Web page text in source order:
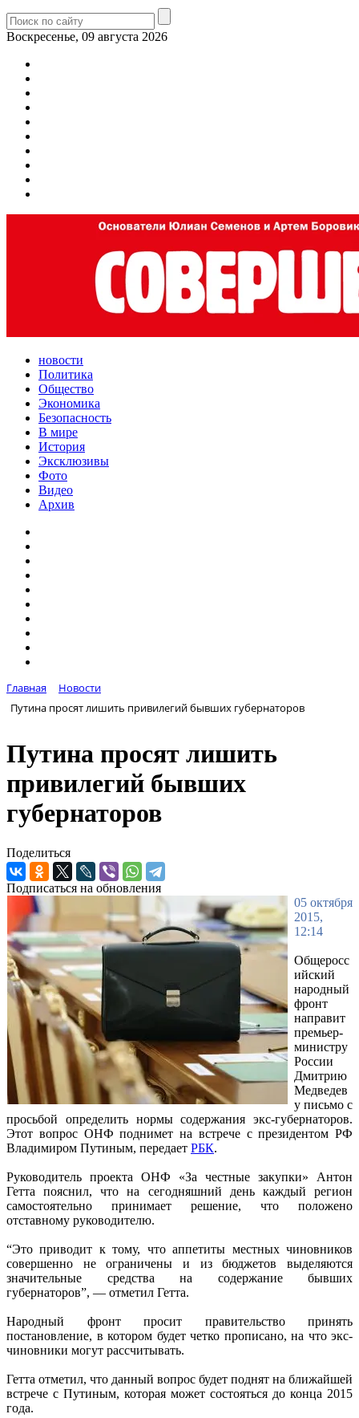
Воскресенье, 09 августа 2026
новости
Политика
Общество
Экономика
Безопасность
В мире
История
Эксклюзивы
Фото
Видео
Архив
Главная
Новости
Путина просят лишить привилегий бывших губернаторов
Путина просят лишить
привилегий бывших
губернаторов
Поделиться
Подписаться на обновления
05 октября
2015,
12:14
Общеросс
ийский
народный
фронт
направит
премьер-
министру
России
Дмитрию
Медведев
у письмо с
просьбой определить нормы содержания экс-губернаторов.
Этот вопрос ОНФ поднимет на встрече с президентом РФ
Владимиром Путиным, передает РБК.
Руководитель проекта ОНФ «За честные закупки» Антон
Гетта пояснил, что на сегодняшний день каждый регион
самостоятельно принимает решение, что положено
отставному руководителю.
“Это приводит к тому, что аппетиты местных чиновников
совершенно не ограничены и из бюджетов выделяются
значительные средства на содержание бывших
губернаторов”, — отметил Гетта.
Народный фронт просит правительство принять
постановление, в котором будет четко прописано, на что экс-
чиновники могут рассчитывать.
Гетта отметил, что данный вопрос будет поднят на ближайшей
встрече с Путиным, которая может состояться до конца 2015
года.